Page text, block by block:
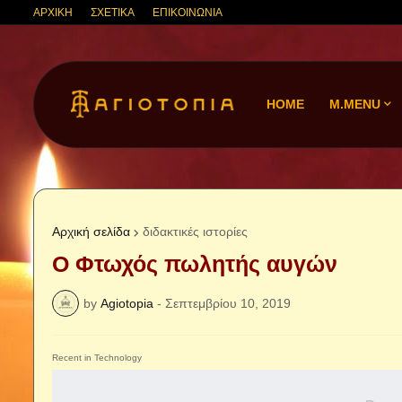
ΑΡΧΙΚΗ ΣΧΕΤΙΚΑ ΕΠΙΚΟΙΝΩΝΙΑ
HOME M.MENU
Αρχική σελίδα διδακτικές ιστορίες
Ο Φτωχός πωλητής αυγών
by Agiotopia - Σεπτεμβρίου 10, 2019
Recent in Technology